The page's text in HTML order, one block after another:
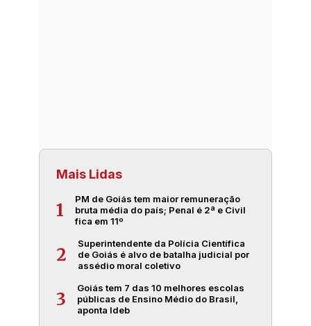
Mais Lidas
1
PM de Goiás tem maior remuneração
bruta média do país; Penal é 2ª e Civil
fica em 11º
2
Superintendente da Polícia Científica
de Goiás é alvo de batalha judicial por
assédio moral coletivo
3
Goiás tem 7 das 10 melhores escolas
públicas de Ensino Médio do Brasil,
aponta Ideb